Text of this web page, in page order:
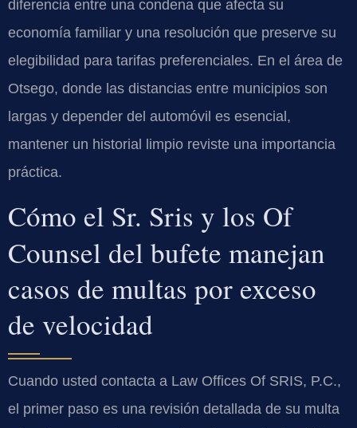
diferencia entre una condena que afecta su
economía familiar y una resolución que preserve su
elegibilidad para tarifas preferenciales. En el área de
Otsego, donde las distancias entre municipios son
largas y depender del automóvil es esencial,
mantener un historial limpio reviste una importancia
práctica.
Cómo el Sr. Sris y los Of
Counsel del bufete manejan
casos de multas por exceso
de velocidad
Cuando usted contacta a Law Offices Of SRIS, P.C.,
el primer paso es una revisión detallada de su multa